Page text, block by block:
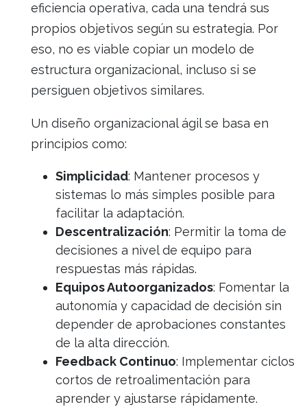
eficiencia operativa, cada una tendrá sus
propios objetivos según su estrategia. Por
eso, no es viable copiar un modelo de
estructura organizacional, incluso si se
persiguen objetivos similares.
Un diseño organizacional ágil se basa en
principios como:
Simplicidad: Mantener procesos y
sistemas lo más simples posible para
facilitar la adaptación.
Descentralización: Permitir la toma de
decisiones a nivel de equipo para
respuestas más rápidas.
Equipos Autoorganizados: Fomentar la
autonomía y capacidad de decisión sin
depender de aprobaciones constantes
de la alta dirección.
Feedback Continuo: Implementar ciclos
cortos de retroalimentación para
aprender y ajustarse rápidamente.